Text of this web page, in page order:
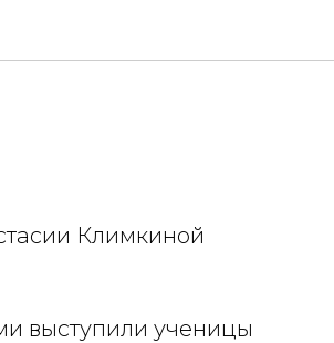
Климкиной
выступили ученицы